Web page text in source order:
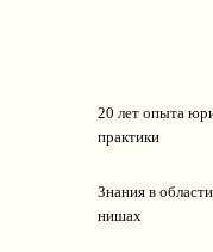
20 лет опыта
практики
Знания в
нишах